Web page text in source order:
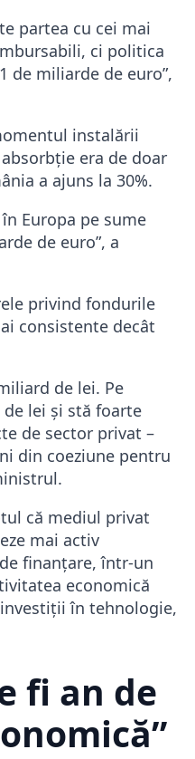
partea cu cei mai
ci politica
de miliarde de euro”,
instalării
era de doar
a ajuns la 30%.
Europa pe sume
de euro”, a
privind fondurile
consistente decât
de lei. Pe
lei și stă foarte
de sector privat –
din coeziune pentru
că mediul privat
mai activ
finanțare, într-un
economică
în tehnologie,
fi an de